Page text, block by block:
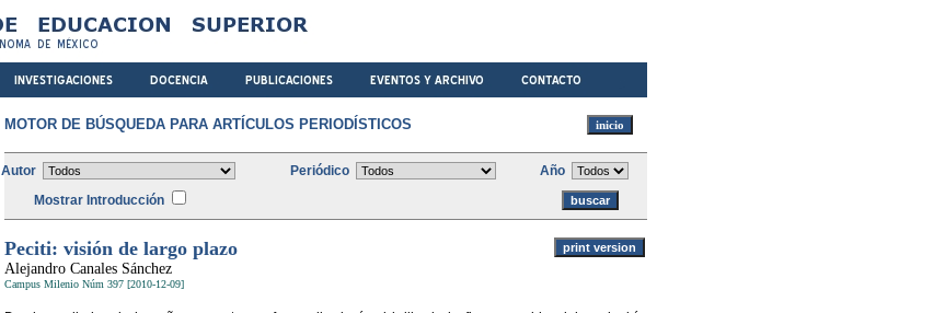
MOTOR DE BÚSQUEDA PARA ARTÍCULOS PERIODÍSTICOS
Autor Periódico
Año
Mostrar Introducción
Peciti: visión de largo plazo
Alejandro Canales Sánchez
Campus Milenio Núm 397 [2010-12-09]